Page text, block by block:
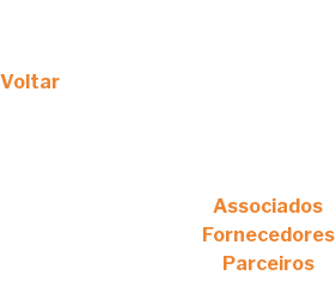
Voltar
Associados
Fornecedores
Parceiros